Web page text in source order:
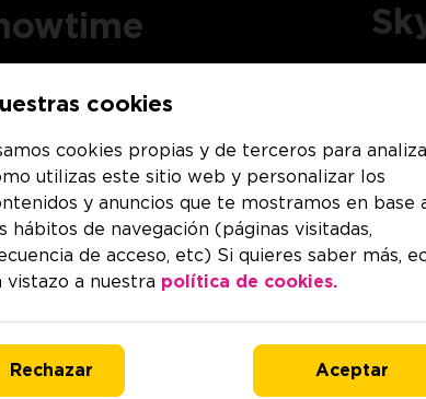
de
por
de la
1
3
1
1
cookies
cookies propias y de terceros para
utilizas este sitio web y personalizar los
y anuncios que te mostramos en base
hábitos de navegación (páginas visitadas,
de acceso, etc) Si quieres saber más,
vistazo a nuestra política de cookies.
Rechazar Aceptar